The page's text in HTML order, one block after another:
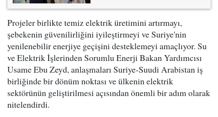
Projeler birlikte temiz elektrik üretimini artırmayı,
şebekenin güvenilirliğini iyileştirmeyi ve Suriye'nin
yenilenebilir enerjiye geçişini desteklemeyi amaçlıyor. Su
ve Elektrik İşlerinden Sorumlu Enerji Bakan Yardımcısı
Usame Ebu Zeyd, anlaşmaları Suriye-Suudi Arabistan iş
birliğinde bir dönüm noktası ve ülkenin elektrik
sektörünün geliştirilmesi açısından önemli bir adım olarak
nitelendirdi.